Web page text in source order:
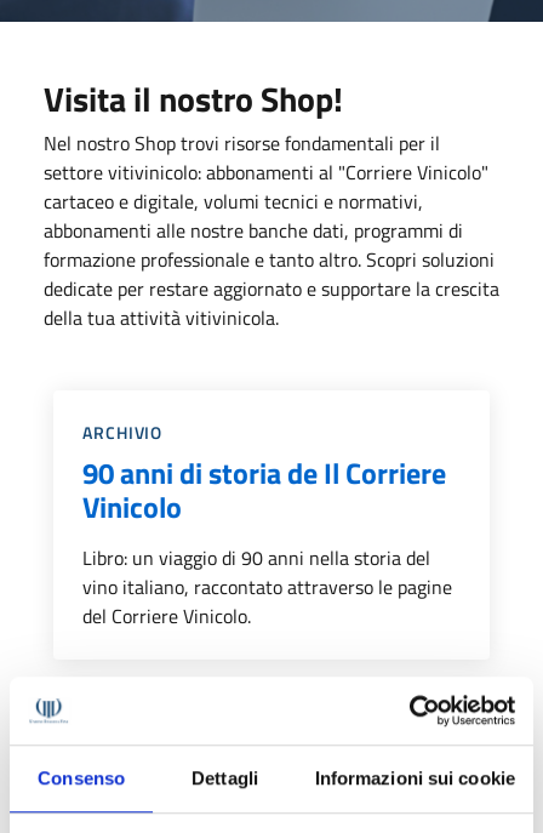
Consenso Dettagli Informazioni sui cookie
Visita il nostro Shop!
Nel nostro Shop trovi risorse fondamentali per il
settore vitivinicolo: abbonamenti al "Corriere Vinicolo"
cartaceo e digitale, volumi tecnici e normativi,
abbonamenti alle nostre banche dati, programmi di
formazione professionale e tanto altro. Scopri soluzioni
dedicate per restare aggiornato e supportare la crescita
della tua attività vitivinicola.
Categoria::
ARCHIVIO
90 anni di storia de Il Corriere
Vinicolo
Libro: un viaggio di 90 anni nella storia del
vino italiano, raccontato attraverso le pagine
del Corriere Vinicolo.
Abbonamento a Il Corriere
Vinicolo digitale (1 anno)